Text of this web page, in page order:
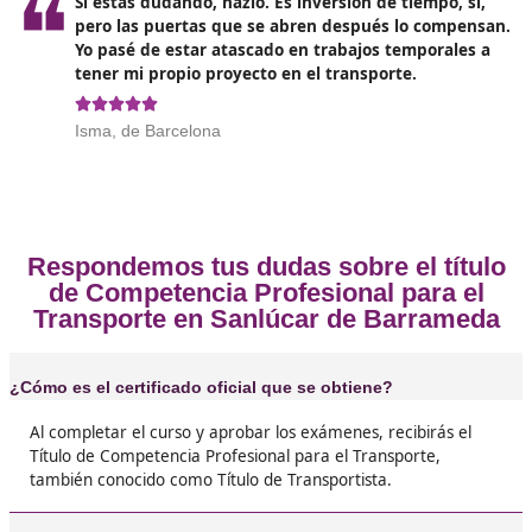
Opiniones sobre el
Profesional para el Transporte
❝ Yo me lo saqué el año pasado con DAC
me arrepiento nada. Pensaba que iba a ser
pero al final fue más fácil de lo que creía y
puedo currar por mi cuenta sin depender de
La verdad, tenía mis dudas, pero con el título
competencia profesional ya no me preocupo